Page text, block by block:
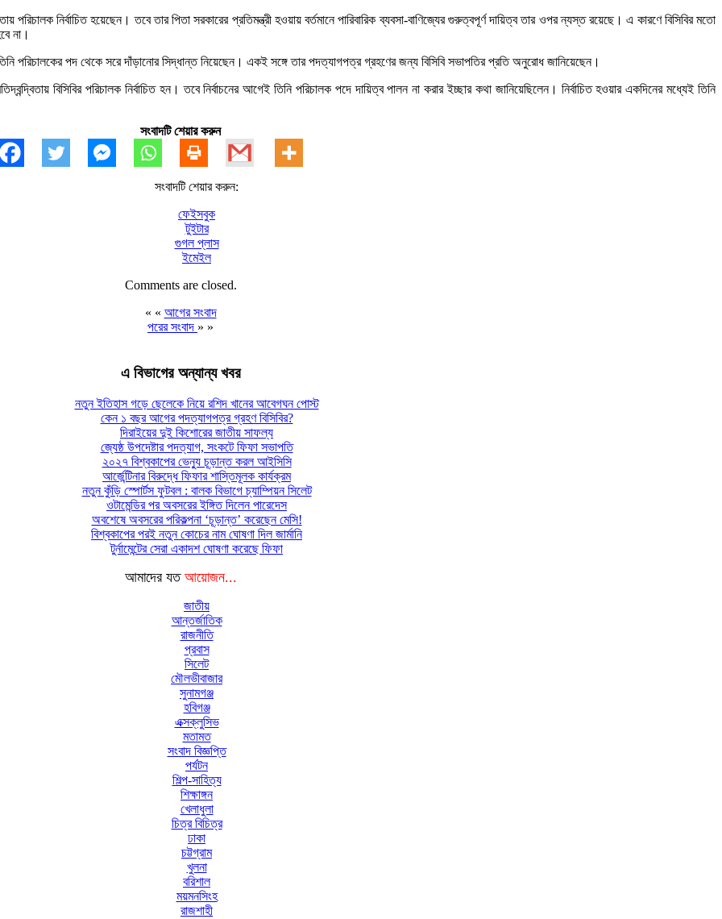
পরিচালক নির্বাচিত হয়েছেন। তবে তার পিতা সরকারের প্রতিমন্ত্রী হওয়ায় বর্তমানে পারিবারিক ব্যবসা-বাণিজ্যের গুরুত্বপূর্ণ দায়িত্ব তার ওপর ন্যস্ত রয়েছে। এ কারণে বিসিবির মতো
না।
পরিচালকের পদ থেকে সরে দাঁড়ানোর সিদ্ধান্ত নিয়েছেন। একই সঙ্গে তার পদত্যাগপত্র গ্রহণের জন্য বিসিবি সভাপতির প্রতি অনুরোধ জানিয়েছেন।
বিসিবির পরিচালক নির্বাচিত হন। তবে নির্বাচনের আগেই তিনি পরিচালক পদে দায়িত্ব পালন না করার ইচ্ছার কথা জানিয়েছিলেন। নির্বাচিত হওয়ার একদিনের মধ্যেই তিনি
সংবাদটি শেয়ার করুন
সংবাদটি শেয়ার করুন:
ফেইসবুক
টুইটার
গুগল প্লাস
ইমেইল
Comments are closed.
« « আগের সংবাদ
পরের সংবাদ » »
এ বিভাগের অন্যান্য খবর
নতুন ইতিহাস গড়ে ছেলেকে নিয়ে রশিদ খানের আবেগঘন পোস্ট
কেন ১ বছর আগের পদত্যাগপত্র গ্রহণ বিসিবির?
দিরাইয়ের দুই কিশোরের জাতীয় সাফল্য
জ্যেষ্ঠ উপদেষ্টার পদত্যাগ, সংকটে ফিফা সভাপতি
২০২৭ বিশ্বকাপের ভেন্যু চূড়ান্ত করল আইসিসি
আর্জেন্টিনার বিরুদ্ধে ফিফার শাস্তিমূলক কার্যক্রম
নতুন কুঁড়ি স্পোর্টস ফুটবল : বালক বিভাগে চ্যাম্পিয়ন সিলেট
ওটামেন্ডির পর অবসরের ইঙ্গিত দিলেন পারেদেস
অবশেষে অবসরের পরিকল্পনা ‘চূড়ান্ত’ করেছেন মেসি!
বিশ্বকাপের পরই নতুন কোচের নাম ঘোষণা দিল জার্মানি
টুর্নামেন্টের সেরা একাদশ ঘোষণা করেছে ফিফা
আমাদের যত আয়োজন...
জাতীয়
আন্তর্জাতিক
রাজনীতি
প্রবাস
সিলেট
মৌলভীবাজার
সুনামগঞ্জ
হবিগঞ্জ
এক্সক্লুসিভ
মতামত
সংবাদ বিজ্ঞপ্তি
পর্যটন
শিল্প-সাহিত্য
শিক্ষাঙ্গন
খেলাধুলা
চিত্র বিচিত্র
ঢাকা
চট্টগ্রাম
খুলনা
বরিশাল
ময়মনসিংহ
রাজশাহী